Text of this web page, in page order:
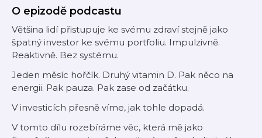
O epizodě podcastu
Většina lidí přistupuje ke svému zdraví stejně jako
špatný investor ke svému portfoliu. Impulzivně.
Reaktivně. Bez systému.
Jeden měsíc hořčík. Druhý vitamin D. Pak něco na
energii. Pak pauza. Pak zase od začátku.
V investicích přesně víme, jak tohle dopadá.
V tomto dílu rozebíráme věc, která mě jako